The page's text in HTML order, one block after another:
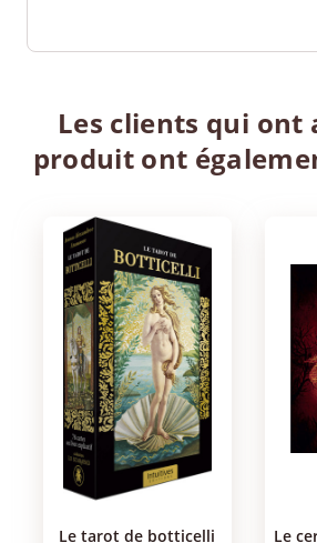
Les clients qui ont
produit ont
le tarot de botticelli le cercle des sorcières